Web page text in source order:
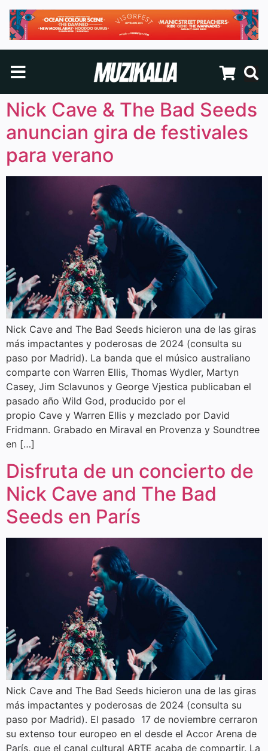
Nick Cave & The Bad Seeds
anuncian gira de festivales
para verano
Nick Cave and The Bad Seeds hicieron una de las giras
más impactantes y poderosas de 2024 (consulta su
paso por Madrid). La banda que el músico australiano
comparte con Warren Ellis, Thomas Wydler, Martyn
Casey, Jim Sclavunos y George Vjestica publicaban el
pasado año Wild God, producido por el
propio Cave y Warren Ellis y mezclado por David
Fridmann. Grabado en Miraval en Provenza y Soundtree
en […]
Disfruta de un concierto de
Nick Cave and The Bad
Seeds en París
Nick Cave and The Bad Seeds hicieron una de las giras
más impactantes y poderosas de 2024 (consulta su
paso por Madrid). El pasado 17 de noviembre cerraron
su extenso tour europeo en el desde el Accor Arena de
París, que el canal cultural ARTE acaba de compartir. La